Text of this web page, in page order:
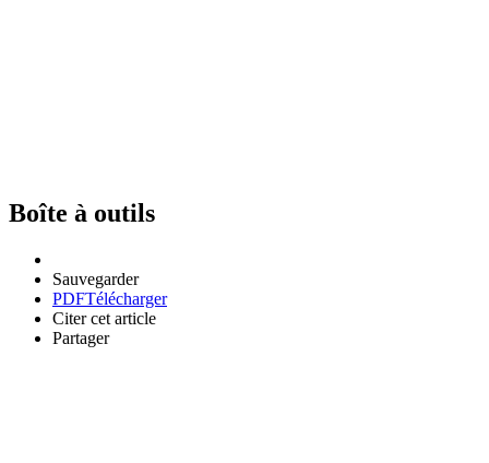
Boîte à outils
Sauvegarder
PDFTélécharger
Citer cet article
Partager